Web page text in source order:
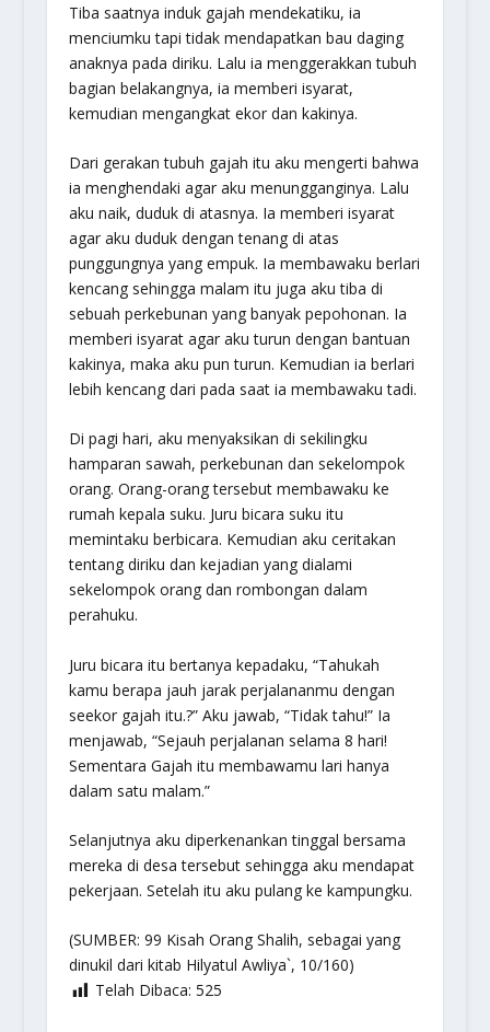
Tiba saatnya induk gajah mendekatiku, ia
menciumku tapi tidak mendapatkan bau daging
anaknya pada diriku. Lalu ia menggerakkan tubuh
bagian belakangnya, ia memberi isyarat,
kemudian mengangkat ekor dan kakinya.
Dari gerakan tubuh gajah itu aku mengerti bahwa
ia menghendaki agar aku menungganginya. Lalu
aku naik, duduk di atasnya. Ia memberi isyarat
agar aku duduk dengan tenang di atas
punggungnya yang empuk. Ia membawaku berlari
kencang sehingga malam itu juga aku tiba di
sebuah perkebunan yang banyak pepohonan. Ia
memberi isyarat agar aku turun dengan bantuan
kakinya, maka aku pun turun. Kemudian ia berlari
lebih kencang dari pada saat ia membawaku tadi.
Di pagi hari, aku menyaksikan di sekilingku
hamparan sawah, perkebunan dan sekelompok
orang. Orang-orang tersebut membawaku ke
rumah kepala suku. Juru bicara suku itu
memintaku berbicara. Kemudian aku ceritakan
tentang diriku dan kejadian yang dialami
sekelompok orang dan rombongan dalam
perahuku.
Juru bicara itu bertanya kepadaku, “Tahukah
kamu berapa jauh jarak perjalananmu dengan
seekor gajah itu.?” Aku jawab, “Tidak tahu!” Ia
menjawab, “Sejauh perjalanan selama 8 hari!
Sementara Gajah itu membawamu lari hanya
dalam satu malam.”
Selanjutnya aku diperkenankan tinggal bersama
mereka di desa tersebut sehingga aku mendapat
pekerjaan. Setelah itu aku pulang ke kampungku.
(SUMBER: 99 Kisah Orang Shalih, sebagai yang
dinukil dari kitab Hilyatul Awliya`, 10/160)
Telah Dibaca: 525